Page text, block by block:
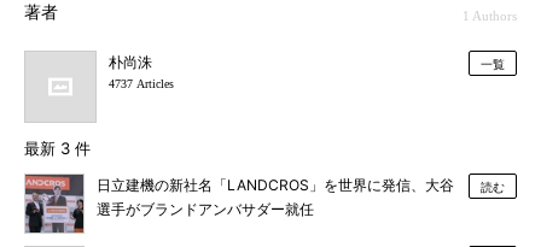
著者 1 Authors
朴尚洙
4737 Articles
一覧
最新 3 件
日立建機の新社名「LANDCROS」を世界に発信、大谷
選手がブランドアンバサダー就任
読む